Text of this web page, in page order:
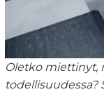
Oletko miettinyt,
todellisuudessa?